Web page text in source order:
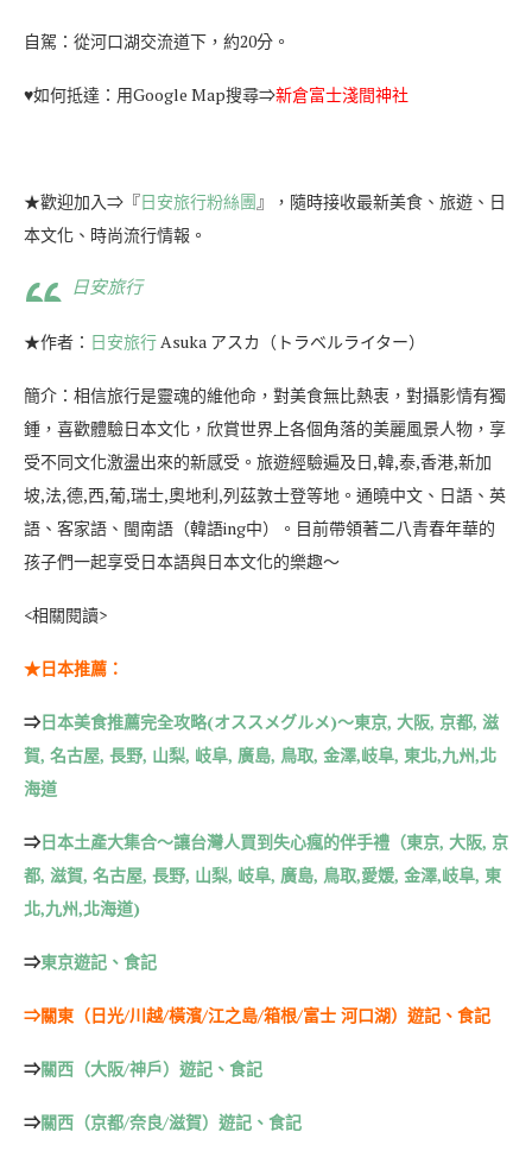
自駕：從河口湖交流道下，約20分。
♥如何抵達：用Google Map搜尋⇒新倉富士淺間神社
★歡迎加入⇒『日安旅行粉絲團』，隨時接收最新美食、旅遊、日
本文化、時尚流行情報。
日安旅行
★作者： 日安旅行Asuka アスカ（トラベルライター）
簡介：相信旅行是靈魂的維他命，對美食無比熱衷，對攝影情有獨
鍾，喜歡體驗日本文化，欣賞世界上各個角落的美麗風景人物，享
受不同文化激盪出來的新感受。旅遊經驗遍及日,韓,泰,香港,新加
坡,法,德,西,葡,瑞士,奧地利,列茲敦士登等地。通曉中文、日語、英
語、客家語、閩南語（韓語ing中）。目前帶領著二八青春年華的
孩子們一起享受日本語與日本文化的樂趣～
<相關閱讀>
★日本推薦：
⇒日本美食推薦完全攻略(オススメグルメ)～東京, 大阪, 京都, 滋
賀, 名古屋, 長野, 山梨, 岐阜, 廣島, 鳥取, 金澤,岐阜, 東北,九州,北
海道
⇒日本土產大集合～讓台灣人買到失心瘋的伴手禮（東京, 大阪, 京
都, 滋賀, 名古屋, 長野, 山梨, 岐阜, 廣島, 鳥取,愛媛, 金澤,岐阜, 東
北,九州,北海道)
⇒東京遊記、食記
⇒關東（日光/川越/橫濱/江之島/箱根/富士 河口湖）遊記、食記
⇒關西（大阪/神戶）遊記、食記
⇒關西（京都/奈良/滋賀）遊記、食記